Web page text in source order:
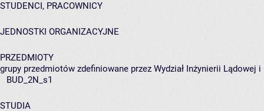
STUDENCI, PRACOWNICY
JEDNOSTKI ORGANIZACYJNE
PRZEDMIOTY
grupy przedmiotów zdefiniowane przez Wydział Inżynierii Lądowej
BUD_2N_s1
STUDIA